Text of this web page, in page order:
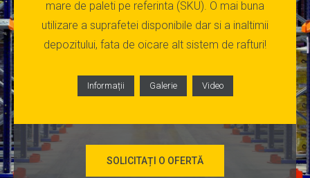
mare de paleti pe referinta (SKU). O mai buna
utilizare a suprafetei disponibile dar si a inaltimii
depozitului, fata de oicare alt sistem de rafturi!
Informații Galerie Video
SOLICITAȚI O OFERTĂ